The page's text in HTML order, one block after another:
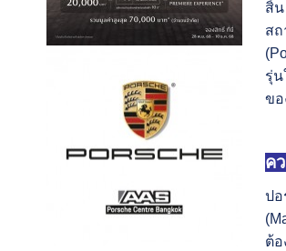
สิ้น
สถ
รุ่น
ขอ
ค
ปอ
ต้อ